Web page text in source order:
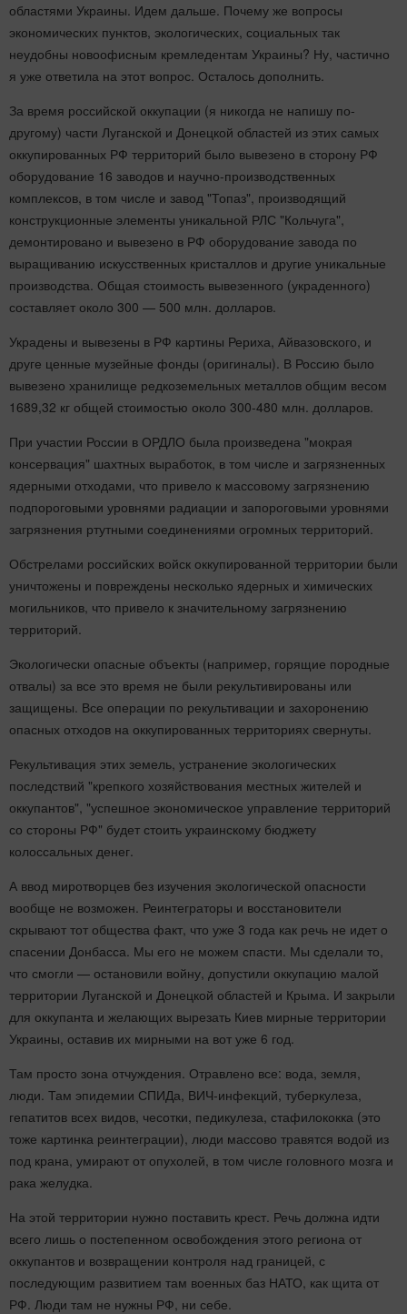
областями Украины. Идем дальше. Почему же вопросы
экономических пунктов, экологических, социальных так
неудобны новоофисным кремледентам Украины? Ну, частично
я уже ответила на этот вопрос. Осталось дополнить.
За время российской оккупации (я никогда не напишу по-
другому) части Луганской и Донецкой областей из этих самых
оккупированных РФ территорий было вывезено в сторону РФ
оборудование 16 заводов и научно-производственных
комплексов, в том числе и завод "Топаз", производящий
конструкционные элементы уникальной РЛС "Кольчуга",
демонтировано и вывезено в РФ оборудование завода по
выращиванию искусственных кристаллов и другие уникальные
производства. Общая стоимость вывезенного (украденного)
составляет около 300 — 500 млн. долларов.
Украдены и вывезены в РФ картины Рериха, Айвазовского, и
друге ценные музейные фонды (оригиналы). В Россию было
вывезено хранилище редкоземельных металлов общим весом
1689,32 кг общей стоимостью около 300-480 млн. долларов.
При участии России в ОРДЛО была произведена "мокрая
консервация" шахтных выработок, в том числе и загрязненных
ядерными отходами, что привело к массовому загрязнению
подпороговыми уровнями радиации и запороговыми уровнями
загрязнения ртутными соединениями огромных территорий.
Обстрелами российских войск оккупированной территории были
уничтожены и повреждены несколько ядерных и химических
могильников, что привело к значительному загрязнению
территорий.
Экологически опасные объекты (например, горящие породные
отвалы) за все это время не были рекультивированы или
защищены. Все операции по рекультивации и захоронению
опасных отходов на оккупированных территориях свернуты.
Рекультивация этих земель, устранение экологических
последствий "крепкого хозяйствования местных жителей и
оккупантов", "успешное экономическое управление территорий
со стороны РФ" будет стоить украинскому бюджету
колоссальных денег.
А ввод миротворцев без изучения экологической опасности
вообще не возможен. Реинтеграторы и восстановители
скрывают тот общества факт, что уже 3 года как речь не идет о
спасении Донбасса. Мы его не можем спасти. Мы сделали то,
что смогли — остановили войну, допустили оккупацию малой
территории Луганской и Донецкой областей и Крыма. И закрыли
для оккупанта и желающих вырезать Киев мирные территории
Украины, оставив их мирными на вот уже 6 год.
Там просто зона отчуждения. Отравлено все: вода, земля,
люди. Там эпидемии СПИДа, ВИЧ-инфекций, туберкулеза,
гепатитов всех видов, чесотки, педикулеза, стафилококка (это
тоже картинка реинтеграции), люди массово травятся водой из
под крана, умирают от опухолей, в том числе головного мозга и
рака желудка.
На этой территории нужно поставить крест. Речь должна идти
всего лишь о постепенном освобождения этого региона от
оккупантов и возвращении контроля над границей, с
последующим развитием там военных баз НАТО, как щита от
РФ. Люди там не нужны РФ, ни себе.